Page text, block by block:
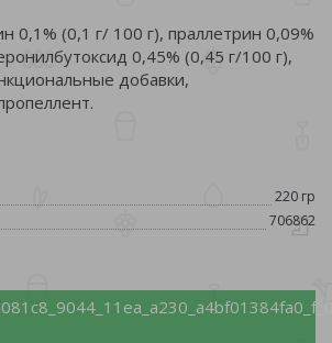
0,1% (0,1 г/ 100 г), праллетрин 0,09%
0,45% (0,45 г/100 г),
добавки,
220 гр
706862